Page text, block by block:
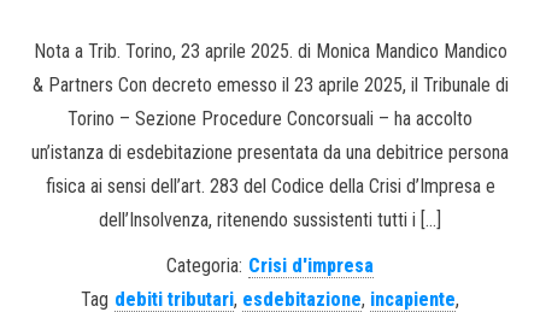
Nota a Trib. Torino, 23 aprile 2025. di Monica Mandico Mandico
& Partners Con decreto emesso il 23 aprile 2025, il Tribunale di
Torino – Sezione Procedure Concorsuali – ha accolto
un’istanza di esdebitazione presentata da una debitrice persona
fisica ai sensi dell’art. 283 del Codice della Crisi d’Impresa e
dell’Insolvenza, ritenendo sussistenti tutti i […]
Categoria: Crisi d'impresa
Tag debiti tributari, esdebitazione, incapiente,